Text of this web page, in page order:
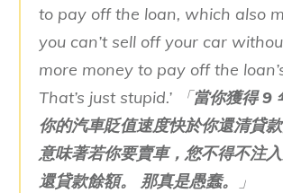
to pay off the loan, which also
you can’t sell off your car
more money to pay off the
That’s just stupid.’ 「當你獲得 9
你的汽車貶值速度快於你還清貸
意味著若你要賣車，您不得不注
還貸款餘額。 那真是愚蠢。
」